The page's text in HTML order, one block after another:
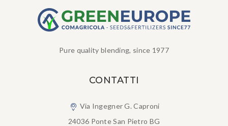
Pure quality blending, since 1977
CONTATTI
Via Ingegner G. Caproni
24036 Ponte San Pietro BG